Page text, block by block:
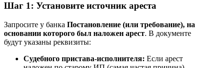
Шаг 1: Установите источник ареста
Запросите у банка Постановление (или требование), на
основании которого был наложен арест. В документе
будут указаны реквизиты:
Судебного пристава-исполнителя: Если арест